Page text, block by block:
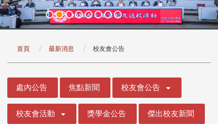
首頁 最新消息 校友會公告
處內公告 焦點新聞 校友會公告
校友會活動 獎學金公告 傑出校友新聞